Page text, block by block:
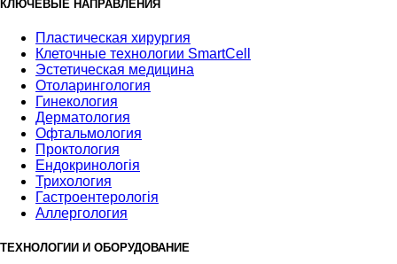
КЛЮЧЕВЫЕ НАПРАВЛЕНИЯ
Пластическая хирургия
Клеточные технологии SmartCell
Эстетическая медицина
Отоларингология
Гинекология
Дерматология
Офтальмология
Проктология
Ендокринологія
Трихология
Гастроентерологія
Аллергология
ТЕХНОЛОГИИ И ОБОРУДОВАНИЕ